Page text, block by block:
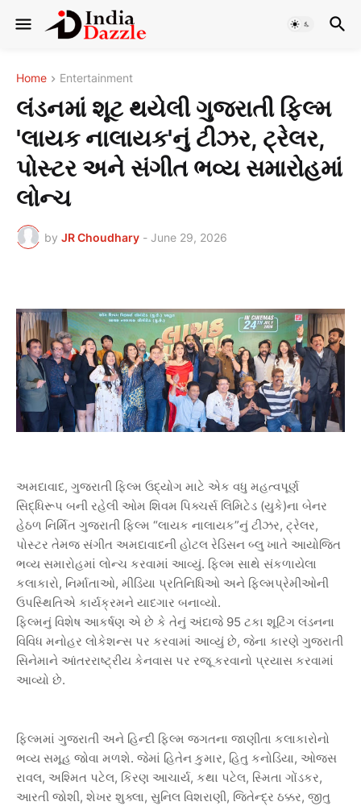
Home Entertainment
લંડનમાં શૂટ થયેલી ગુજરાતી ફિલ્મ
'લાયક નાલાયક'નું ટીઝર, ટ્રેલર,
પોસ્ટર અને સંગીત ભવ્ય સમારોહમાં
લોન્ચ
by JR Choudhary - June 29, 2026
અમદાવાદ, ગુજરાતી ફિલ્મ ઉદ્યોગ માટે એક વધુ મહત્વપૂર્ણ
સિદ્ધિરૂપ બની રહેલી ઓમ શિવમ પિક્ચર્સ લિમિટેડ (યુકે)ના બેનર
હેઠળ નિર્મિત ગુજરાતી ફિલ્મ “લાયક નાલાયક”નું ટીઝર, ટ્રેલર,
પોસ્ટર તેમજ સંગીત અમદાવાદની હોટલ રેડિસન બ્લુ ખાતે આયોજિત
ભવ્ય સમારોહમાં લોન્ચ કરવામાં આવ્યું. ફિલ્મ સાથે સંકળાયેલા
કલાકારો, નિર્માતાઓ, મીડિયા પ્રતિનિધિઓ અને ફિલ્મપ્રેમીઓની
ઉપસ્થિતિએ કાર્યક્રમને યાદગાર બનાવ્યો.
ફિલ્મનું વિશેષ આકર્ષણ એ છે કે તેનું અંદાજે 95 ટકા શૂટિંગ લંડનના
વિવિધ મનોહર લોકેશન્સ પર કરવામાં આવ્યું છે, જેના કારણે ગુજરાતી
સિનેમાને આંતરરાષ્ટ્રીય કેનવાસ પર રજૂ કરવાનો પ્રયાસ કરવામાં
આવ્યો છે.
ફિલ્મમાં ગુજરાતી અને હિન્દી ફિલ્મ જગતના જાણીતા કલાકારોનો
ભવ્ય સમૂહ જોવા મળશે. જેમાં હિતેન કુમાર, હિતુ કનોડિયા, ઓજસ
રાવલ, અશ્મિત પટેલ, કિરણ આચાર્ય, કથા પટેલ, સ્મિતા ગોંડકર,
આરતી જોશી, શેખર શુક્લા, સુનિલ વિશરાણી, જિતેન્દ્ર ઠક્કર, જીતુ